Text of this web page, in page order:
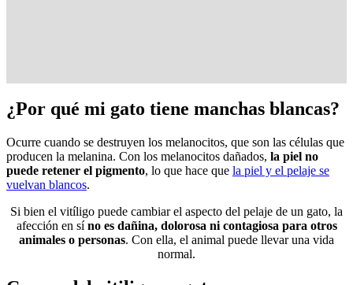
¿Por qué mi gato tiene manchas blancas?
Ocurre cuando se destruyen los melanocitos, que son las células que
producen la melanina. Con los melanocitos dañados, la piel no
puede retener el pigmento, lo que hace que la piel y el pelaje se
vuelvan blancos.
Si bien el vitíligo puede cambiar el aspecto del pelaje de un gato, la
afección en síno es dañina, dolorosa ni contagiosa para otros
animales o personas. Con ella, el animal puede llevar una vida
normal.